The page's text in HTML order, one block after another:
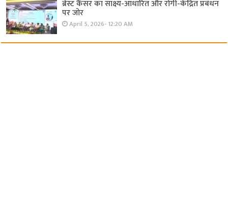
ब्रेस्ट कैंसर का साक्ष्य-आधारित और रोगी-केंद्रित प्रबंधन
पर जोर
April 5, 2026- 12:20 AM